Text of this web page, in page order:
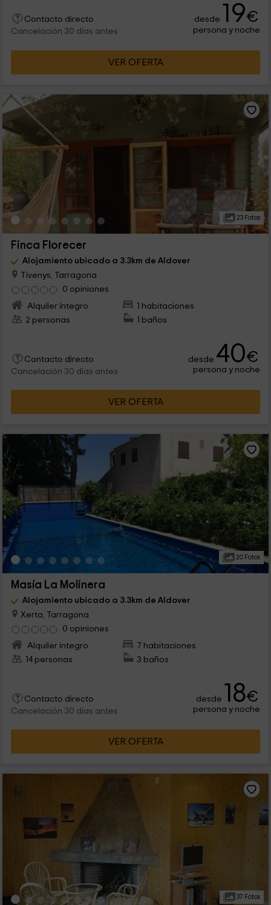
Contacto directo
Cancelación 30 días antes
desde 19€
persona y noche
VER OFERTA
23 Fotos
Finca Florecer
Alojamiento ubicado a 3.3km de Aldover
Tivenys, Tarragona
0 opiniones
Alquiler íntegro
1 habitaciones
2 personas
1 baños
Contacto directo
Cancelación 30 días antes
desde 40€
persona y noche
VER OFERTA
20 Fotos
Masía La Molinera
Alojamiento ubicado a 3.3km de Aldover
Xerta, Tarragona
0 opiniones
Alquiler íntegro
7 habitaciones
14 personas
3 baños
Contacto directo
Cancelación 30 días antes
desde 18€
persona y noche
VER OFERTA
37 Fotos